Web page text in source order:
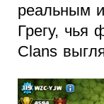
реальным
Грегу, чья
Clans